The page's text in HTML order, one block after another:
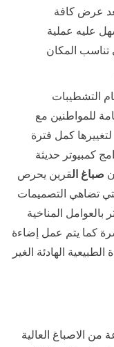
عرض كافة
عليه عملية
تناسب المكان
التشطيبات
للمواطنين مع
كمل فترة
كمبيوتر حديثة
صباغ القرين يحرص
تضاهي التصميمات
بالعوامل المناخية
كما يتم عمل إضاءة
الهادئة الغير
من الاصباغ العالية